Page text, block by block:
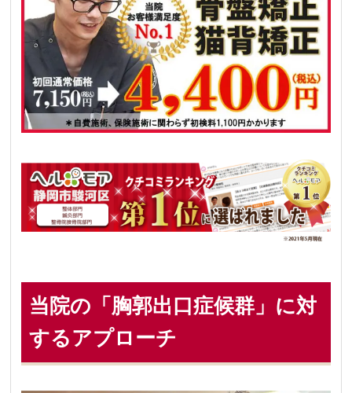
当院の「胸郭出口症候群」に対
するアプローチ